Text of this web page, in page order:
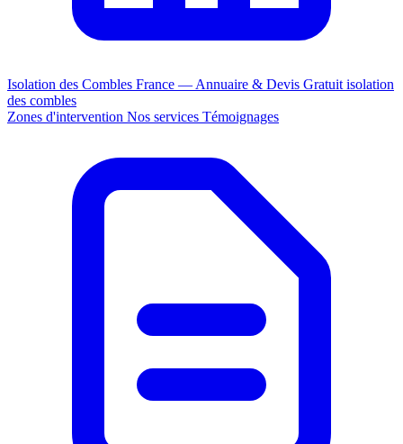
Isolation des Combles France — Annuaire & Devis Gratuit isolation
des combles
Zones d'intervention Nos services Témoignages